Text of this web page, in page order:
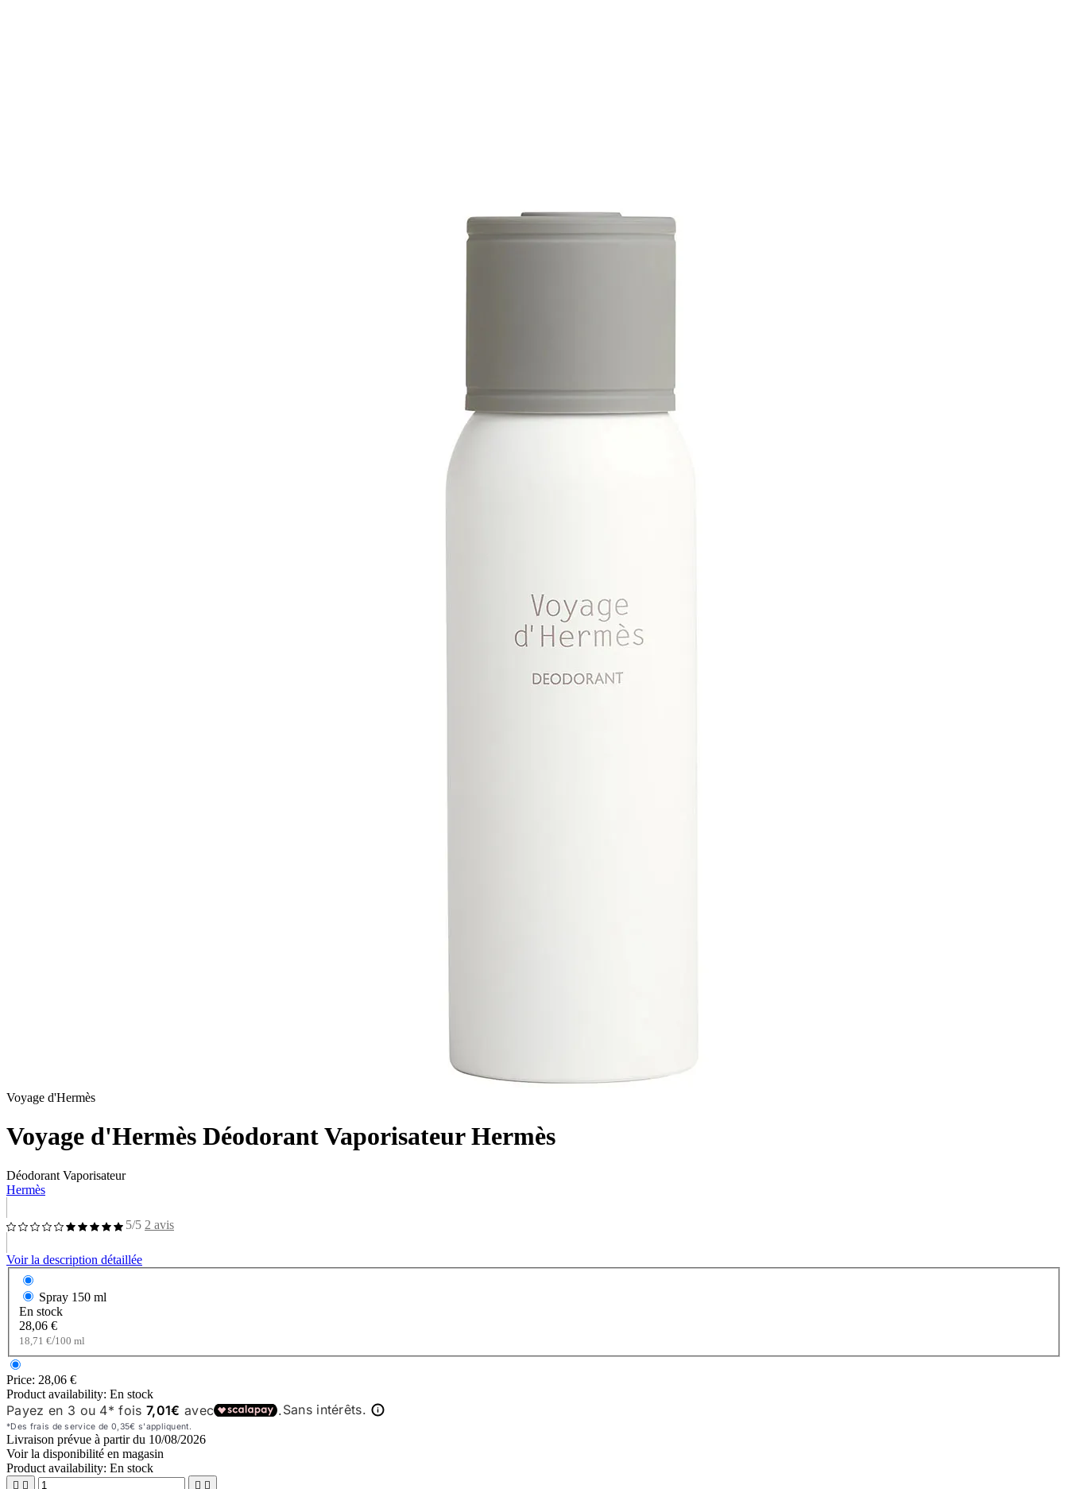
Voyage d'Hermès
Voyage d'Hermès Déodorant Vaporisateur Hermès
Déodorant Vaporisateur
Hermès
5/5 2 avis
Voir la description détaillée
Spray 150 ml
En stock
28,06 €
18,71 €/100 ml
Price: 28,06 €
Product availability: En stock
Livraison prévue à partir du 10/08/2026
Voir la disponibilité en magasin
Product availability: En stock
   